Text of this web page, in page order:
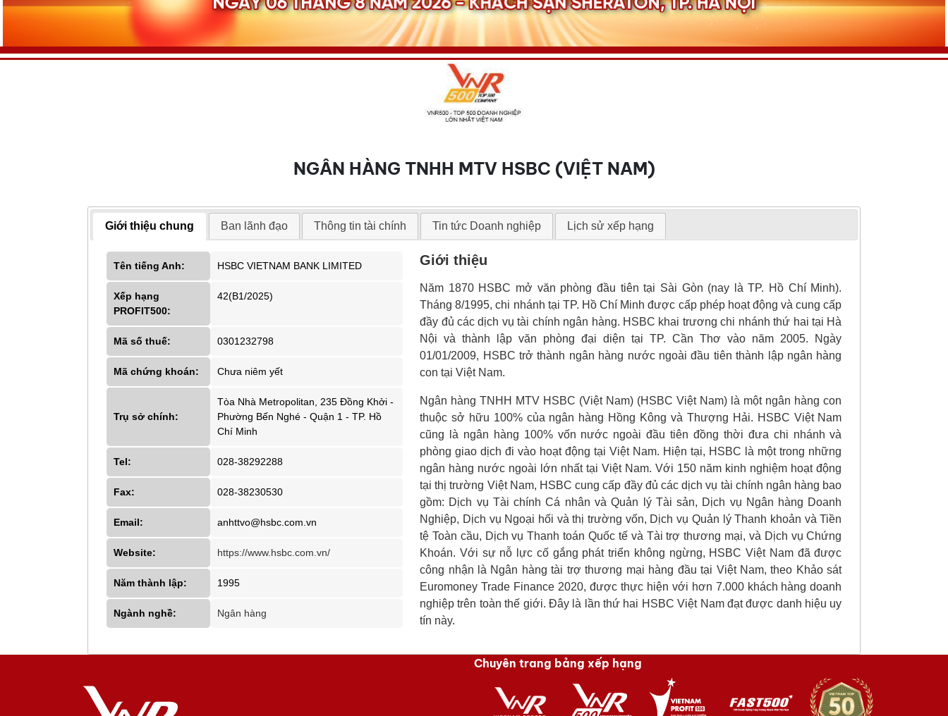
NGÂN HÀNG TNHH MTV HSBC (VIỆT NAM)
Giới thiệu chung Ban lãnh đạo Thông tin tài chính Tin tức Doanh nghiệp Lịch sử xếp hạng
Tên tiếng Anh: HSBC VIETNAM BANK LIMITED
Xếp hạng
PROFIT500:
42(B1/2025)
Mã số thuế: 0301232798
Mã chứng khoán: Chưa niêm yết
Trụ sở chính:
Tòa Nhà Metropolitan, 235 Đồng Khởi -
Phường Bến Nghé - Quận 1 - TP. Hồ
Chí Minh
Tel: 028-38292288
Fax: 028-38230530
Email: anhttvo@hsbc.com.vn
Website: https://www.hsbc.com.vn/
Năm thành lập: 1995
Ngành nghề: Ngân hàng
Giới thiệu
Năm 1870 HSBC mở văn phòng đầu tiên tại Sài Gòn (nay là TP. Hồ Chí Minh).
Tháng 8/1995, chi nhánh tại TP. Hồ Chí Minh được cấp phép hoạt động và cung cấp
đầy đủ các dịch vụ tài chính ngân hàng. HSBC khai trương chi nhánh thứ hai tại Hà
Nội và thành lập văn phòng đại diện tại TP. Cần Thơ vào năm 2005. Ngày
01/01/2009, HSBC trở thành ngân hàng nước ngoài đầu tiên thành lập ngân hàng
con tại Việt Nam.
Ngân hàng TNHH MTV HSBC (Việt Nam) (HSBC Việt Nam) là một ngân hàng con
thuộc sở hữu 100% của ngân hàng Hồng Kông và Thượng Hải. HSBC Việt Nam
cũng là ngân hàng 100% vốn nước ngoài đầu tiên đồng thời đưa chi nhánh và
phòng giao dịch đi vào hoạt động tại Việt Nam. Hiện tại, HSBC là một trong những
ngân hàng nước ngoài lớn nhất tại Việt Nam. Với 150 năm kinh nghiệm hoạt động
tại thị trường Việt Nam, HSBC cung cấp đầy đủ các dịch vụ tài chính ngân hàng bao
gồm: Dịch vụ Tài chính Cá nhân và Quản lý Tài sản, Dịch vụ Ngân hàng Doanh
Nghiệp, Dịch vụ Ngoại hối và thị trường vốn, Dịch vụ Quản lý Thanh khoản và Tiền
tệ Toàn cầu, Dịch vụ Thanh toán Quốc tế và Tài trợ thương mại, và Dịch vụ Chứng
Khoán. Với sự nỗ lực cố gắng phát triển không ngừng, HSBC Việt Nam đã được
công nhận là Ngân hàng tài trợ thương mại hàng đầu tại Việt Nam, theo Khảo sát
Euromoney Trade Finance 2020, được thực hiện với hơn 7.000 khách hàng doanh
nghiệp trên toàn thế giới. Đây là lần thứ hai HSBC Việt Nam đạt được danh hiệu uy
tín này.
Chuyên trang bảng xếp hạng